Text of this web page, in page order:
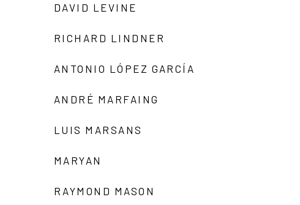
DAVID LEVINE
RICHARD LINDNER
ANTONIO LÓPEZ GARCÍA
ANDRÉ MARFAING
LUIS MARSANS
MARYAN
RAYMOND MASON